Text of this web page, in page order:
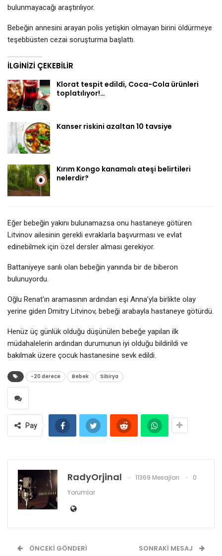
bulunmayacağı araştırılıyor.
Bebeğin annesini arayan polis yetişkin olmayan birini öldürmeye
teşebbüsten cezai soruşturma başlattı.
İLGINIZI ÇEKEBILIR
Klorat tespit edildi, Coca-Cola ürünleri
toplatılıyor!…
Kanser riskini azaltan 10 tavsiye
Kırım Kongo kanamalı ateşi belirtileri
nelerdir?
Eğer bebeğin yakını bulunamazsa onu hastaneye götüren
Litvinov ailesinin gerekli evraklarla başvurması ve evlat
edinebilmek için özel dersler alması gerekiyor.
Battaniyeye sarılı olan bebeğin yanında bir de biberon
bulunuyordu.
Oğlu Renat’ın aramasının ardından eşi Anna’yla birlikte olay
yerine giden Dmitry Litvinov, bebeği arabayla hastaneye götürdü.
Henüz üç günlük olduğu düşünülen bebeğe yapılan ilk
müdahalelerin ardından durumunun iyi olduğu bildirildi ve
bakılmak üzere çocuk hastanesine sevk edildi.
-20 derece Bebek Sibirya
Pay
RadyOrjinal 11369 Mesajları
0
Yorumlar
ÖNCEKI GÖNDERI SONRAKI MESAJ